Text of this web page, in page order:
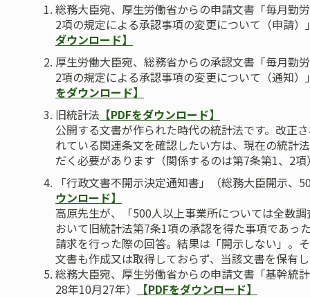
総務大臣宛、厚生労働省からの申請文書「毎月勤
2項の規定による承認事項の変更について（申請
ダウンロード】
厚生労働大臣宛、総務省からの承認文書「毎月勤
2項の規定による承認事項の変更について（通知
をダウンロード】
旧統計法 【PDFをダウンロード】
公開する文書が作られた時代の統計法です。改正
れている関連条文を確認したい方は、現在の統計
だく必要があります（関係するのは第7条第1、2項
「行政文書不開示決定通知書」（総務大臣開示、
ウンロード】
高原先生が、「500人以上事業所については全数
おいて旧統計法第7条1項の承認を得た事項であっ
請求を行った際の回答。結果は「開示しない」。
文書も作成又は取得しておらず、当該文書を保有
総務大臣宛、厚生労働省からの申請文書「基幹統
28年10月27年）
【PDFをダウンロード】